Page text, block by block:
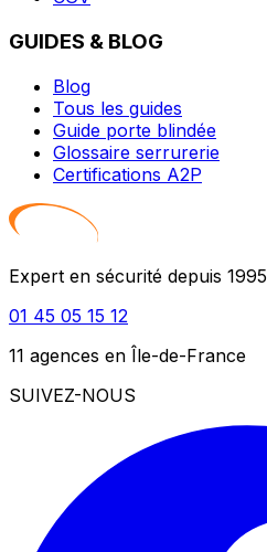
GUIDES & BLOG
Blog
Tous les guides
Guide porte blindée
Glossaire serrurerie
Certifications A2P
Expert en sécurité depuis 1995
01 45 05 15 12
11 agences en Île-de-France
SUIVEZ-NOUS